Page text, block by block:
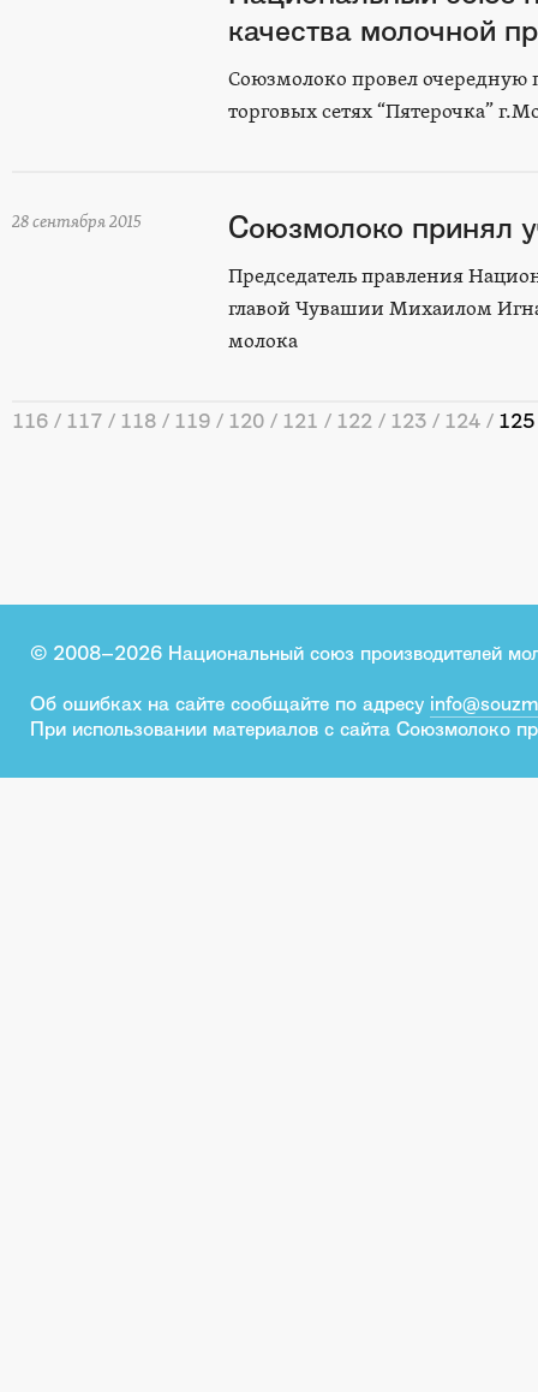
качества молочной
Союзмолоко провел очередную
торговых сетях “Пятерочка”
28 сентября 2015 Союзмолоко принял
Председатель правления
главой Чувашии Михаилом
молока
116 117 118 119 120 121 122 123 124 125
© 2008–2026 Национальный союз производителей
Об ошибках на сайте сообщайте по адресу
При использовании материалов с сайта Союзмолоко